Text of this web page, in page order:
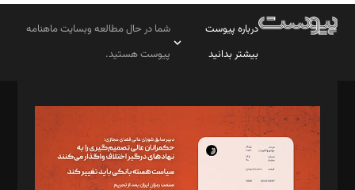
درباره پیوست
بیشتر بدانید
شما در حال مطالعه وبسایت ماهنامه
پیوست هستید.
مدیر مسئول: محمدباقر اثنی‌عشری
سردبیر: مهرک محمودی
دبیر تحریریه: میثم قاسمی
د‌بیر ناداستان: سمانه سمیع